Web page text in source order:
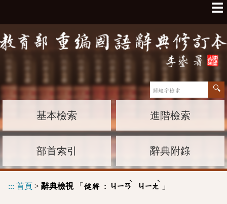
☰
基本檢索 進階檢索
部首索引 辭典附錄
::: 首頁 > 辭典檢視「 健將 : ㄐㄧㄢ
ˋ
ㄐㄧㄤ
ˋ
」